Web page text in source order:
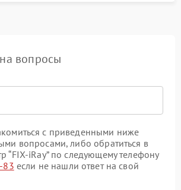
вопросы
с приведенными ниже
вопросами, либо обратиться в
“FIX-iRay” по следующему телефону
83 если не нашли ответ на свой